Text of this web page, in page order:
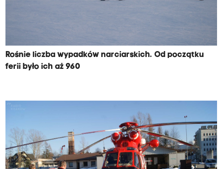
Rośnie liczba wypadków narciarskich. Od początku
ferii było ich aż 960